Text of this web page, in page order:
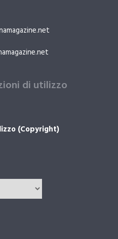
di utilizzo
(Copyright)